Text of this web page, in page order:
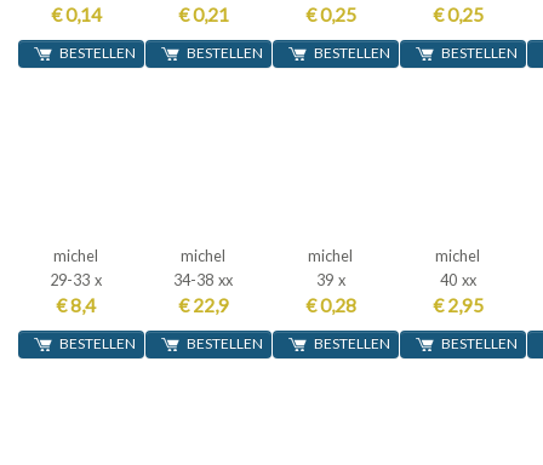
€ 0,14
BESTELLEN
€ 0,21
BESTELLEN
€ 0,25
BESTELLEN
€ 0,25
BESTELLEN
michel
29-33 x
€ 8,4
BESTELLEN
michel
34-38 xx
€ 22,9
BESTELLEN
michel
39 x
€ 0,28
BESTELLEN
michel
40 xx
€ 2,95
BESTELLEN